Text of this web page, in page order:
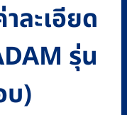
ละเอียด
รุ่น
บ)